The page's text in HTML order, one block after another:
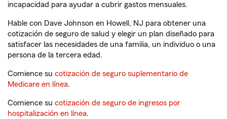
incapacidad para ayudar a cubrir gastos mensuales.
Hable con Dave Johnson en Howell, NJ para obtener una
cotización de seguro de salud y elegir un plan diseñado para
satisfacer las necesidades de una familia, un individuo o una
persona de la tercera edad.
Comience su cotización de seguro suplementario de
Medicare en línea.
Comience su cotización de seguro de ingresos por
hospitalización en línea.